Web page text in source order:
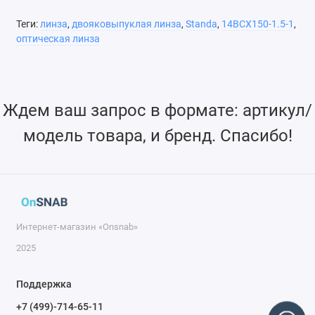
Возможно изготовление линз нестандартных размеров
Теги:линза, двояковыпуклая линза, Standa, 14BCX150-1.5-1,
оптическая линза
Ждем ваш запрос в формате: артикул/
модель товара, и бренд. Спасибо!
Интернет-магазин «Onsnab»
2025
Поддержка
+7 (499)-714-65-11